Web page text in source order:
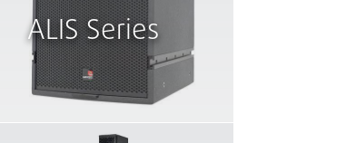
ALIS Series